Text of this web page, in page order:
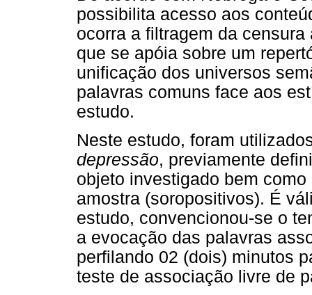
possibilita acesso aos
ocorra a filtragem da
que se apóia sobre um
unificação dos universos
palavras comuns face aos
estudo.
Neste estudo, foram
depressão, previamente
objeto investigado bem
amostra (soropositivos). É
estudo, convencionou-se o
a evocação das palavras
perfilando 02 (dois) minutos
teste de associação livre de